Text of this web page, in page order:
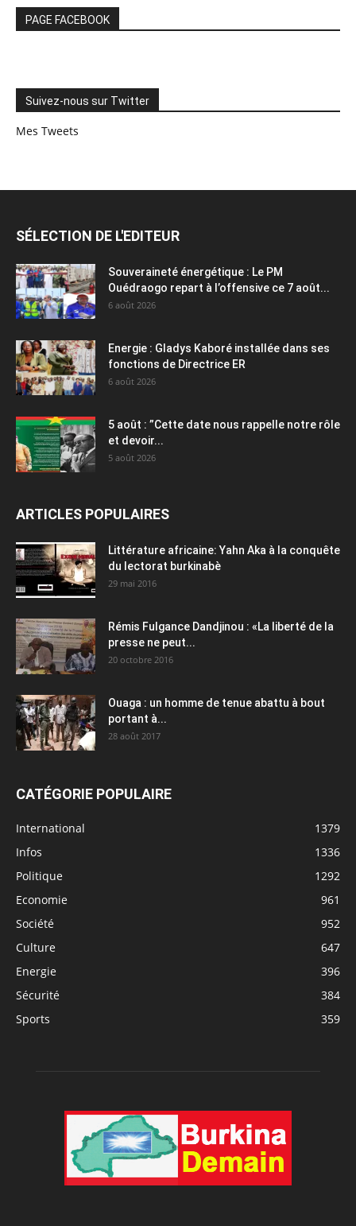
PAGE FACEBOOK
Suivez-nous sur Twitter
Mes Tweets
SÉLECTION DE L'EDITEUR
Souveraineté énergétique : Le PM
Ouédraogo repart à l’offensive ce 7 août...
6 août 2026
Energie : Gladys Kaboré installée dans ses
fonctions de Directrice ER
6 août 2026
5 août : ”Cette date nous rappelle notre rôle
et devoir...
5 août 2026
ARTICLES POPULAIRES
Littérature africaine: Yahn Aka à la conquête
du lectorat burkinabè
29 mai 2016
Rémis Fulgance Dandjinou : «La liberté de la
presse ne peut...
20 octobre 2016
Ouaga : un homme de tenue abattu à bout
portant à...
28 août 2017
CATÉGORIE POPULAIRE
International
1379
Infos
1336
Politique
1292
Economie
961
Société
952
Culture
647
Energie
396
Sécurité
384
Sports
359